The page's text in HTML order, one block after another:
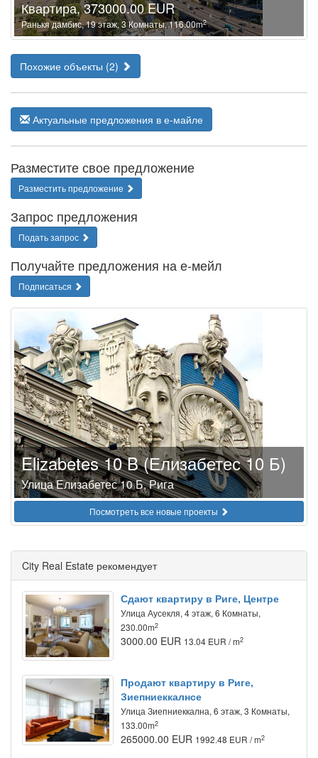
Квартира, 373000.00 EUR
Ранькя дамбис, 19 этаж, 3 Комнаты, 116.00m2
Похожие объекты (2)
Актуальные предложения в е-майле
Разместите свое предложение
Разместить предложение
Запрос предложения
Подать запрос
Получайте предложения на е-мейл
Подписаться
Elizabetes 10 B (Елизабетес 10 Б)
Улица Елизабетес 10 Б, Рига
Посмотреть все новые проекты
City Real Estate рекомендует
Сдают квартиру в Риге, Центре
Улица Аусекля, 4 этаж, 6 Комнаты,
230.00m2
3000.00 EUR 13.04 EUR / m2
Продают квартиру в Риге,
Зиепниеккалнсе
Улица Зиепниеккална, 6 этаж, 3 Комнаты,
133.00m2
265000.00 EUR 1992.48 EUR / m2